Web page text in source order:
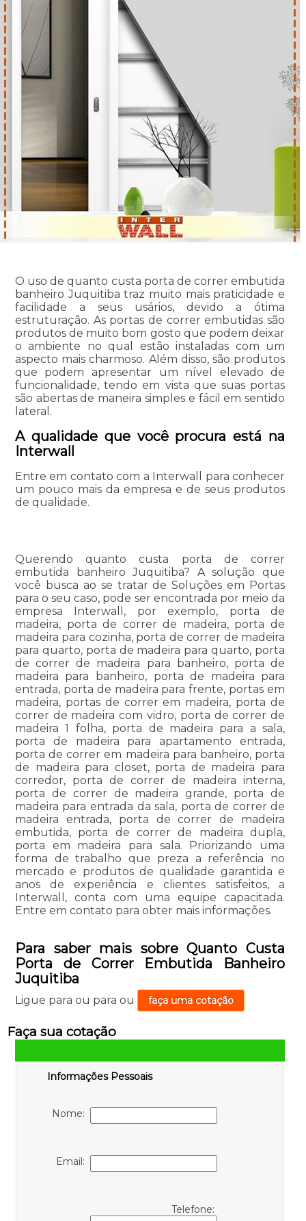
O uso de quanto custa porta de correr embutida
banheiro Juquitiba traz muito mais praticidade e
facilidade a seus usários, devido a ótima
estruturação. As portas de correr embutidas são
produtos de muito bom gosto que podem deixar
o ambiente no qual estão instaladas com um
aspecto mais charmoso. Além disso, são produtos
que podem apresentar um nível elevado de
funcionalidade, tendo em vista que suas portas
são abertas de maneira simples e fácil em sentido
lateral.
A qualidade que você procura está na
Interwall
Entre em contato com a Interwall para conhecer
um pouco mais da empresa e de seus produtos
de qualidade.
Querendo quanto custa porta de correr
embutida banheiro Juquitiba? A solução que
você busca ao se tratar de Soluções em Portas
para o seu caso, pode ser encontrada por meio da
empresa Interwall, por exemplo, porta de
madeira, porta de correr de madeira, porta de
madeira para cozinha, porta de correr de madeira
para quarto, porta de madeira para quarto, porta
de correr de madeira para banheiro, porta de
madeira para banheiro, porta de madeira para
entrada, porta de madeira para frente, portas em
madeira, portas de correr em madeira, porta de
correr de madeira com vidro, porta de correr de
madeira 1 folha, porta de madeira para a sala,
porta de madeira para apartamento entrada,
porta de correr em madeira para banheiro, porta
de madeira para closet, porta de madeira para
corredor, porta de correr de madeira interna,
porta de correr de madeira grande, porta de
madeira para entrada da sala, porta de correr de
madeira entrada, porta de correr de madeira
embutida, porta de correr de madeira dupla,
porta em madeira para sala. Priorizando uma
forma de trabalho que preza a referência no
mercado e produtos de qualidade garantida e
anos de experiência e clientes satisfeitos, a
Interwall, conta com uma equipe capacitada.
Entre em contato para obter mais informações.
Para saber mais sobre Quanto Custa
Porta de Correr Embutida Banheiro
Juquitiba
Ligue para ou para ou faça uma cotação
Faça sua cotação
Informações Pessoais
Nome:
Email:
Telefone: